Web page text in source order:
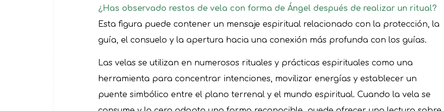
¿Has observado restos de vela con forma de Ángel después de realizar un ritual?
Esta figura puede contener un mensaje espiritual relacionado con la protección, la
guía, el consuelo y la apertura hacia una conexión más profunda con los guías.
Las velas se utilizan en numerosos rituales y prácticas espirituales como una
herramienta para concentrar intenciones, movilizar energías y establecer un
puente simbólico entre el plano terrenal y el mundo espiritual. Cuando la vela se